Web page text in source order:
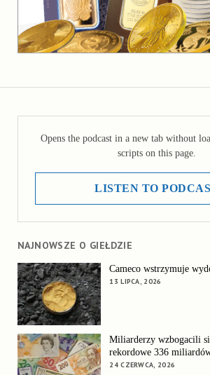
Opens the podcast in a new tab without
scripts on this page.
LISTEN TO
NAJNOWSZE O GIEŁDZIE
Cameco wstrzymuje
13 LIPCA, 2026
Miliarderzy wzbogacili
rekordowe 336
24 CZERWCA, 2026